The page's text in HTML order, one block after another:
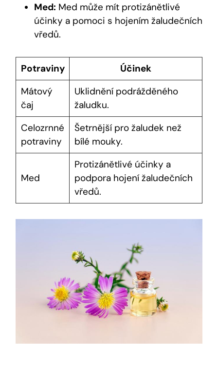
Med: Med může mít protizánětlivé
účinky a pomoci s hojením žaludečních
vředů.
Potraviny
Účinek
Mátový
čaj
Uklidnění podrážděného
žaludku.
Celozrnné
potraviny
Šetrnější pro žaludek než
bílé mouky.
Med
Protizánětlivé účinky a
podpora hojení žaludečních
vředů.